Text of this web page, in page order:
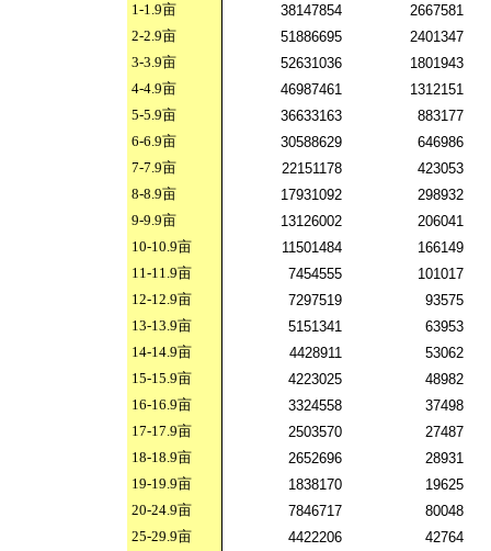
1-1.9亩 38147854
2667581
2-2.9亩 51886695
2401347
3-3.9亩 52631036
1801943
4-4.9亩 46987461
1312151
5-5.9亩 36633163
883177
6-6.9亩 30588629
646986
7-7.9亩 22151178
423053
8-8.9亩 17931092
298932
9-9.9亩 13126002
206041
10-10.9亩 11501484
166149
11-11.9亩 7454555
101017
12-12.9亩 7297519
93575
13-13.9亩 5151341
63953
14-14.9亩 4428911
53062
15-15.9亩 4223025
48982
16-16.9亩 3324558
37498
17-17.9亩 2503570
27487
18-18.9亩 2652696
28931
19-19.9亩 1838170
19625
20-24.9亩 7846717
80048
25-29.9亩 4422206
42764